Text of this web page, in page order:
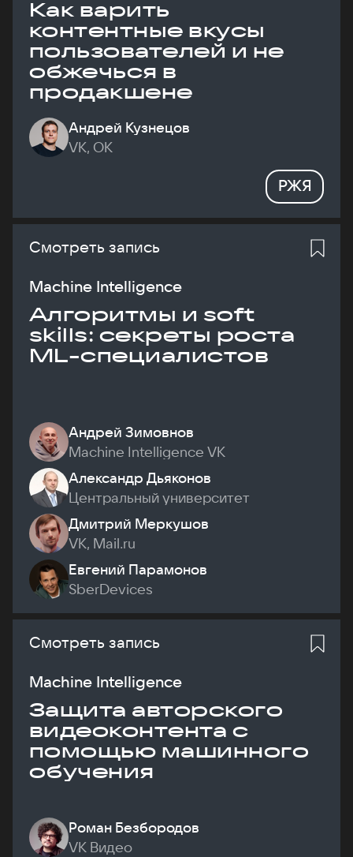
Как варить
контентные вкусы
пользователей и не
обжечься в
продакшене
Андрей Кузнецов
VK, ОК
РЖЯ
Смотреть запись
Machine Intelligence
Алгоритмы и soft
skills: секреты роста
ML-специалистов
Андрей Зимовнов
Machine Intelligence VK
Александр Дьяконов
Центральный университет
Дмитрий Меркушов
VK, Mail.ru
Евгений Парамонов
SberDevices
Смотреть запись
Machine Intelligence
Защита авторского
видеоконтента с
помощью машинного
обучения
Роман Безбородов
VK Видео